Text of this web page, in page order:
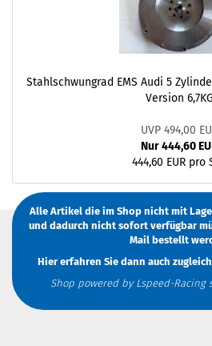
Stahlschwungrad EMS Audi 5
Version 6,7KG
UVP 494,00
Nur 444,60
444,60 EUR pro
Alle Artikel die im Shop nicht mit
und dadurch nicht sofort verfügbar
Mailbestellt
Hier erfahren Sie dann auch
Shop powered by Lspeed-Racing